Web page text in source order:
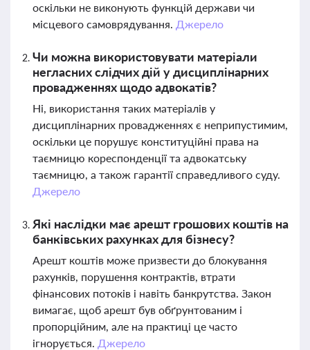
оскільки не виконують функцій держави чи
місцевого самоврядування. Джерело
Чи можна використовувати матеріали
негласних слідчих дій у дисциплінарних
провадженнях щодо адвокатів?
Ні, використання таких матеріалів у
дисциплінарних провадженнях є неприпустимим,
оскільки це порушує конституційні права на
таємницю кореспонденції та адвокатську
таємницю, а також гарантії справедливого суду.
Джерело
Які наслідки має арешт грошових коштів на
банківських рахунках для бізнесу?
Арешт коштів може призвести до блокування
рахунків, порушення контрактів, втрати
фінансових потоків і навіть банкрутства. Закон
вимагає, щоб арешт був обґрунтованим і
пропорційним, але на практиці це часто
ігнорується. Джерело